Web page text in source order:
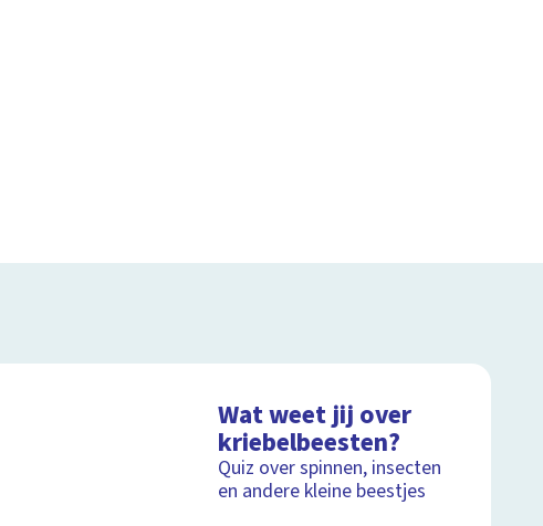
Wat weet jij over
kriebelbeesten?
Quiz over spinnen, insecten
en andere kleine beestjes